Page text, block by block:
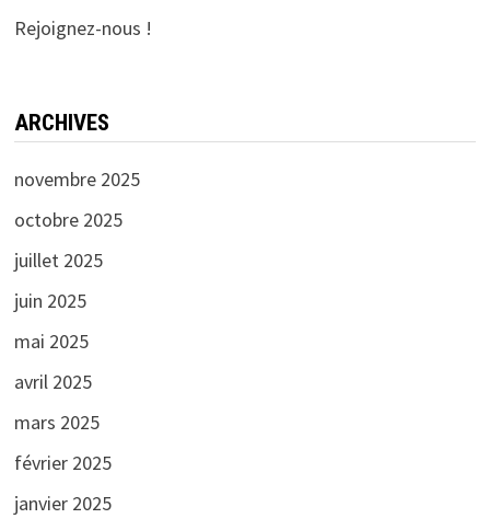
Rejoignez-nous !
ARCHIVES
novembre 2025
octobre 2025
juillet 2025
juin 2025
mai 2025
avril 2025
mars 2025
février 2025
janvier 2025